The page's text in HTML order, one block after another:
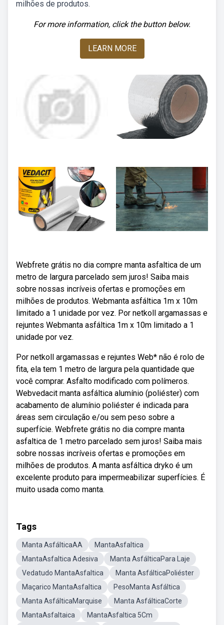
milhões de produtos.
For more information, click the button below.
LEARN MORE
Webfrete grátis no dia compre manta asfaltica de um
metro de largura parcelado sem juros! Saiba mais
sobre nossas incríveis ofertas e promoções em
milhões de produtos. Webmanta asfáltica 1m x 10m
limitado a 1 unidade por vez. Por netkoll argamassas e
rejuntes Webmanta asfáltica 1m x 10m limitado a 1
unidade por vez.
Por netkoll argamassas e rejuntes Web* não é rolo de
fita, ela tem 1 metro de largura pela quantidade que
você comprar. Asfalto modificado com polímeros.
Webvedacit manta asfáltica alumínio (poliéster) com
acabamento de alumínio poliéster é indicada para
áreas sem circulação e/ou sem peso sobre a
superfície. Webfrete grátis no dia compre manta
asfaltica de 1 metro parcelado sem juros! Saiba mais
sobre nossas incríveis ofertas e promoções em
milhões de produtos. A manta asfáltica dryko é um
excelente produto para impermeabilizar superfícies. É
muito usada como manta.
Tags
Manta AsfálticaAA
MantaAsfaltica
MantaAsfaltica Adesiva
Manta AsfálticaPara Laje
Vedatudo MantaAsfaltica
Manta AsfálticaPoliéster
Maçarico MantaAsfaltica
PesoManta Asfáltica
Manta AsfálticaMarquise
Manta AsfálticaCorte
MantaAsfaltaica
MantaAsfaltica 5Cm